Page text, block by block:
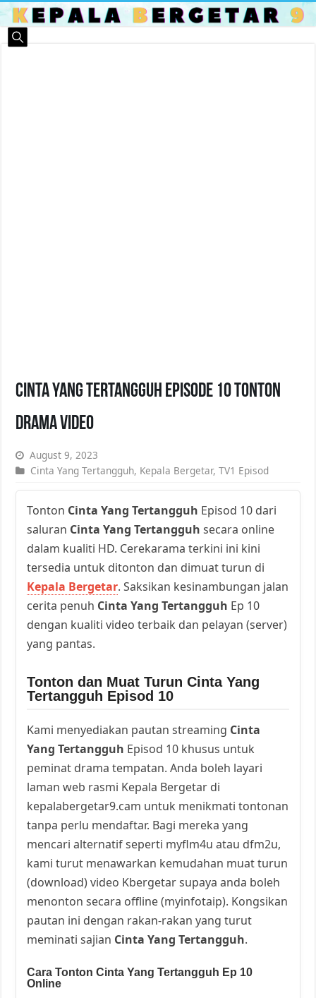
Cinta Yang Tertangguh Episode 10 Tonton
Drama Video
August 9, 2023
Cinta Yang Tertangguh, Kepala Bergetar,TV1 Episod
Tonton Cinta Yang Tertangguh Episod 10 dari
saluran Cinta Yang Tertangguh secara online
dalam kualiti HD. Cerekarama terkini ini kini
tersedia untuk ditonton dan dimuat turun di
Kepala Bergetar. Saksikan kesinambungan jalan
cerita penuh Cinta Yang Tertangguh Ep 10
dengan kualiti video terbaik dan pelayan (server)
yang pantas.
Tonton dan Muat Turun Cinta Yang
Tertangguh Episod 10
Kami menyediakan pautan streaming Cinta
Yang Tertangguh Episod 10 khusus untuk
peminat drama tempatan. Anda boleh layari
laman web rasmi Kepala Bergetar di
kepalabergetar9.cam untuk menikmati tontonan
tanpa perlu mendaftar. Bagi mereka yang
mencari alternatif seperti myflm4u atau dfm2u,
kami turut menawarkan kemudahan muat turun
(download) video Kbergetar supaya anda boleh
menonton secara offline (myinfotaip). Kongsikan
pautan ini dengan rakan-rakan yang turut
meminati sajian Cinta Yang Tertangguh.
Cara Tonton Cinta Yang Tertangguh Ep 10
Online